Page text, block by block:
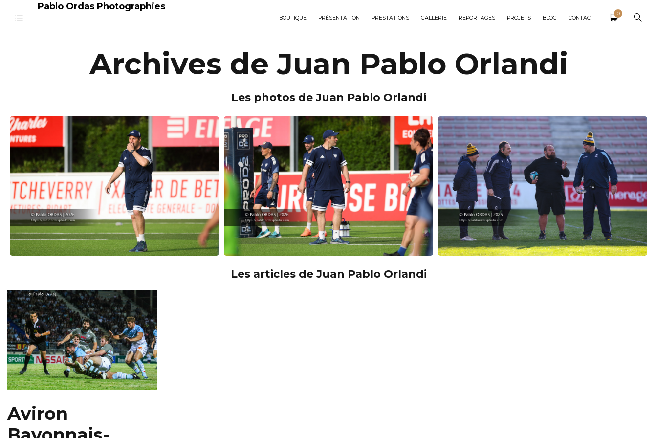
Pablo Ordas Photographies
BOUTIQUE PRÉSENTATION PRESTATIONS GALLERIE REPORTAGES PROJETS BLOG CONTACT
0
Archives de Juan Pablo Orlandi
Les photos de Juan Pablo Orlandi
Les articles de Juan Pablo Orlandi
Aviron